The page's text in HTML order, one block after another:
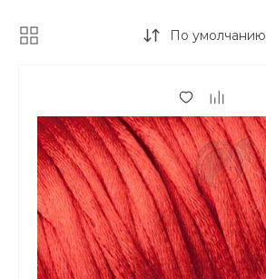
По умолчанию